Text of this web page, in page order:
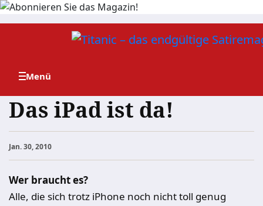
Zum
Das iPad ist da!
Jan. 30, 2010
Wer braucht es?
Alle, die sich trotz iPhone noch nicht toll genug